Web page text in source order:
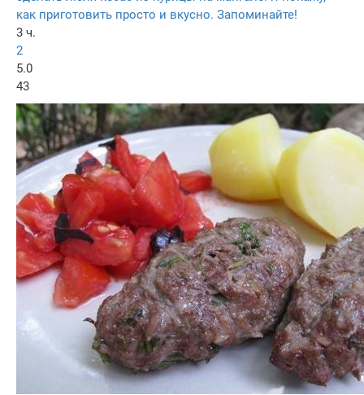
как приготовить просто и вкусно. Запоминайте!
3 ч.
2
5.0
43